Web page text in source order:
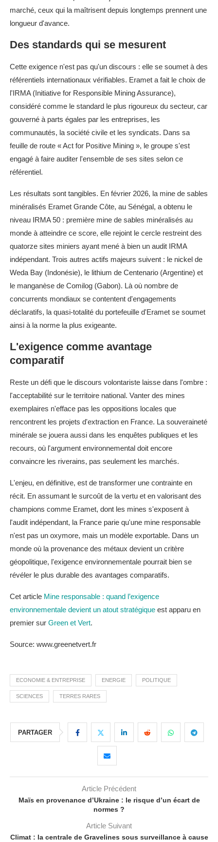
marché, ceux qui la maîtrisent depuis longtemps prennent une
longueur d'avance.
Des standards qui se mesurent
Cette exigence n'est pas qu'un discours : elle se soumet à des
référentiels internationaux vérifiables. Eramet a fait le choix de
l'IRMA (Initiative for Responsible Mining Assurance),
considéré comme le standard le plus rigoureux du secteur, car
gouverné à parts égales par les entreprises, les
communautés, la société civile et les syndicats. Dans sa
feuille de route « Act for Positive Mining », le groupe s'est
engagé à faire auditer l'ensemble de ses sites selon ce
référentiel.
Les résultats sont tangibles. En février 2026, la mine de sables
minéralisés Eramet Grande Côte, au Sénégal, a obtenu le
niveau IRMA 50 : première mine de sables minéralisés au
monde à atteindre ce score, elle rejoint le cercle restreint des
quatorze sites miniers ayant mené à bien un audit IRMA
indépendant. Trois autres actifs majeurs suivent : le nickel de
Weda Bay (Indonésie), le lithium de Centenario (Argentine) et
le manganèse de Comilog (Gabon). Là où nombre de
concurrents mondiaux se contentent d'engagements
déclaratifs, la quasi-totalité du portefeuille d'Eramet se soumet
ainsi à la norme la plus exigeante.
L'exigence comme avantage
comparatif
Reste un défi que le discours volontariste laisse dans l'ombre :
l'acceptabilité sur le territoire national. Vanter des mines
exemplaires n'efface pas les oppositions locales que
rencontrent les projets d'extraction en France. La souveraineté
minérale se jouera aussi dans les enquêtes publiques et les
recours, où l'argument environnemental doit encore
convaincre les riverains, pas seulement les marchés.
L'enjeu, en définitive, est de transformer une contrainte en
récit. En assumant le surcoût de la vertu et en valorisant des
champions comme Eramet, dont les mines s'exposent à
l'audit indépendant, la France parie qu'une mine responsable
n'est pas un oxymore, mais un modèle exportable. Dans un
monde où la provenance des métaux devient un critère
géopolitique, l'exigence environnementale pourrait bien se
révéler le plus durable des avantages comparatifs.
Cet article Mine responsable : quand l’exigence
environnementale devient un atout stratégique est apparu en
premier sur Green et Vert.
Source: www.greenetvert.fr
ECONOMIE & ENTREPRISE ENERGIE POLITIQUE
SCIENCES TERRES RARES
PARTAGER
Article Précédent
Maïs en provenance d’Ukraine : le risque d’un écart de
normes ?
Article Suivant
Climat : la centrale de Gravelines sous surveillance à cause